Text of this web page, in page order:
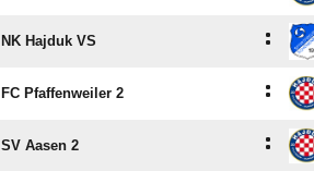
NK Hajduk VS :
FC Pfaffenweiler 2 :
SV Aasen 2 :